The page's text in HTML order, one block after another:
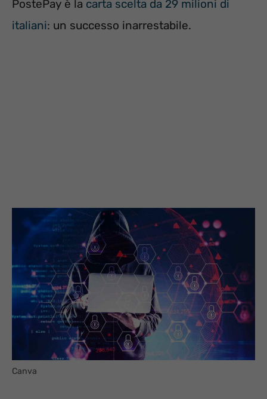
PostePay è la carta scelta da 29 milioni di
italiani: un successo inarrestabile.
Canva